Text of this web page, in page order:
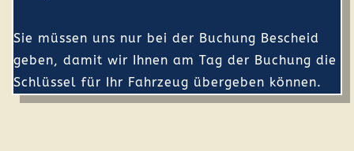
Sie müssen uns nur bei der Buchung Bescheid
geben, damit wir Ihnen am Tag der Buchung die
Schlüssel für Ihr Fahrzeug übergeben können.